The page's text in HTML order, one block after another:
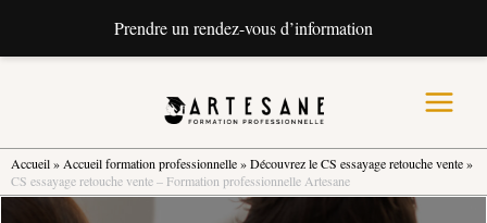
Prendre un rendez-vous d’information
Main
Menu
Accueil»Accueil formation professionnelle»Découvrez le CS essayage retouche vente»
CS essayage retouche vente – Formation professionnelle Artesane